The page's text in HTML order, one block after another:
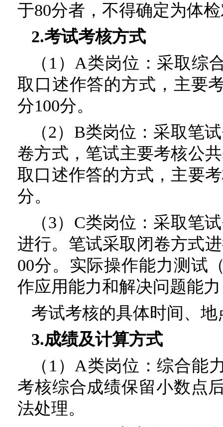
于80分者，不得确定为体
2.考试考核方式
（1）A类岗位：采取综
取口述作答的方式，主要
分100分。
（2）B类岗位：采取笔
卷方式，笔试主要考核公
取口述作答的方式，主要
分。
（3）C类岗位：采取笔
进行。笔试采取闭卷方式
00分。实际操作能力测试
作应用能力和解决问题能
考试考核的具体时间、
3.成绩及计算方式
（1）A类岗位：综合能
考核综合成绩保留小数点
法处理。